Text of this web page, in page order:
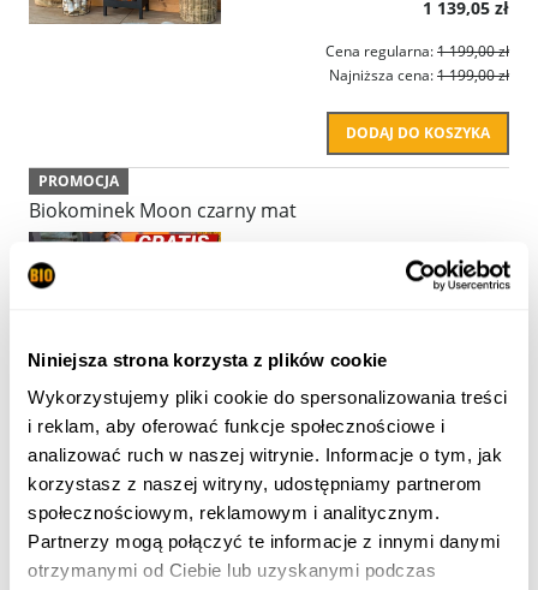
Niniejsza strona korzysta z plików cookie
Wykorzystujemy pliki cookie do spersonalizowania treści
i reklam, aby oferować funkcje społecznościowe i
analizować ruch w naszej witrynie. Informacje o tym, jak
korzystasz z naszej witryny, udostępniamy partnerom
społecznościowym, reklamowym i analitycznym.
Partnerzy mogą połączyć te informacje z innymi danymi
otrzymanymi od Ciebie lub uzyskanymi podczas
1 139,05 zł
Cena regularna:1 199,00 zł
Najniższa cena:1 199,00 zł
DODAJ DO KOSZYKA
Biokominek Moon czarny mat
Niewielka ilość
Cena regularna:699,00 zł
Najniższa cena:
DODAJ DO KOSZYKA
PROMOCJA
Biokominek wolnostojący Novium czarny mat